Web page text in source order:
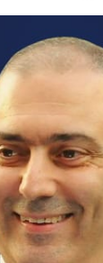
فن